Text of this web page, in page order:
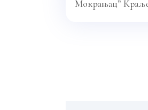
Мокрањац”